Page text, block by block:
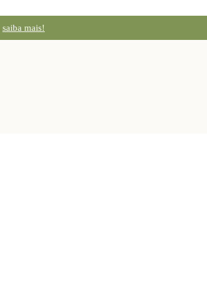
saiba mais!